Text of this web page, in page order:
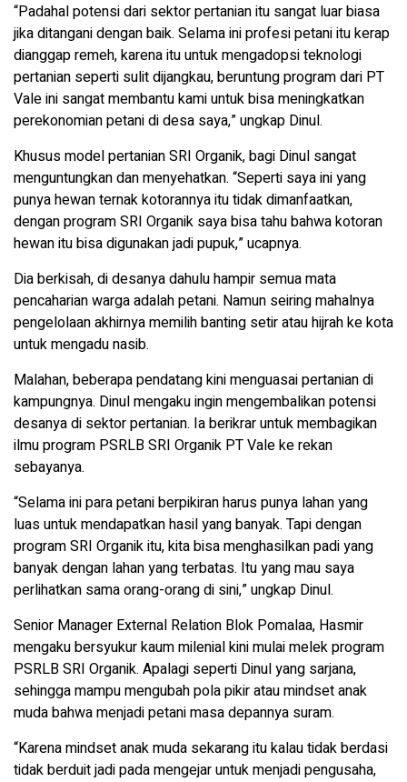
“Padahal potensi dari sektor pertanian itu sangat luar biasa
jika ditangani dengan baik. Selama ini profesi petani itu kerap
dianggap remeh, karena itu untuk mengadopsi teknologi
pertanian seperti sulit dijangkau, beruntung program dari PT
Vale ini sangat membantu kami untuk bisa meningkatkan
perekonomian petani di desa saya,” ungkap Dinul.
Khusus model pertanian SRI Organik, bagi Dinul sangat
menguntungkan dan menyehatkan. “Seperti saya ini yang
punya hewan ternak kotorannya itu tidak dimanfaatkan,
dengan program SRI Organik saya bisa tahu bahwa kotoran
hewan itu bisa digunakan jadi pupuk,” ucapnya.
Dia berkisah, di desanya dahulu hampir semua mata
pencaharian warga adalah petani. Namun seiring mahalnya
pengelolaan akhirnya memilih banting setir atau hijrah ke kota
untuk mengadu nasib.
Malahan, beberapa pendatang kini menguasai pertanian di
kampungnya. Dinul mengaku ingin mengembalikan potensi
desanya di sektor pertanian. Ia berikrar untuk membagikan
ilmu program PSRLB SRI Organik PT Vale ke rekan
sebayanya.
“Selama ini para petani berpikiran harus punya lahan yang
luas untuk mendapatkan hasil yang banyak. Tapi dengan
program SRI Organik itu, kita bisa menghasilkan padi yang
banyak dengan lahan yang terbatas. Itu yang mau saya
perlihatkan sama orang-orang di sini,” ungkap Dinul.
Senior Manager External Relation Blok Pomalaa, Hasmir
mengaku bersyukur kaum milenial kini mulai melek program
PSRLB SRI Organik. Apalagi seperti Dinul yang sarjana,
sehingga mampu mengubah pola pikir atau mindset anak
muda bahwa menjadi petani masa depannya suram.
“Karena mindset anak muda sekarang itu kalau tidak berdasi
tidak berduit jadi pada mengejar untuk menjadi pengusaha,